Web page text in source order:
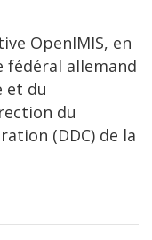
OpenIMIS, en
fédéral allemand
et du
du
(DDC) de la